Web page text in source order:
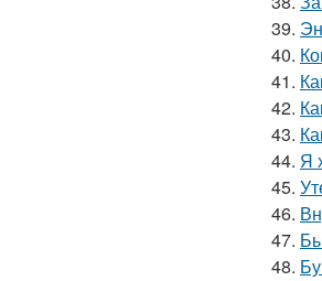
39.
40.
41.
42.
43.
44. Я
45.
46.
47.
48.